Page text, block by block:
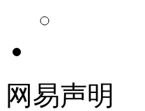
网易声明